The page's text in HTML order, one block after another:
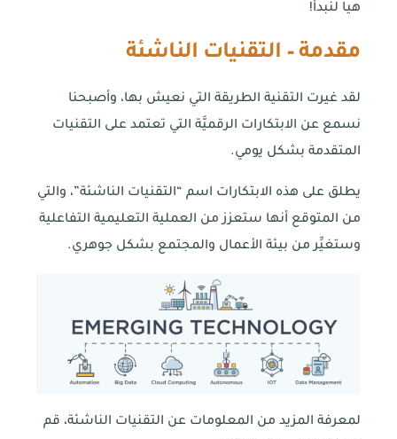
هيا لنبدأ!
مقدمة – التقنيات الناشئة
لقد غيرت التقنية الطريقة التي نعيش بها، وأصبحنا
نسمع عن الابتكارات الرقميَّة التي تعتمد على التقنيات
المتقدمة بشكل يومي.
يطلق على هذه الابتكارات اسم “التقنيات الناشئة”، والتي
من المتوقع أنها ستعزز من العملية التعليمية التفاعلية
وستغيِّر من بيئة الأعمال والمجتمع بشكل جوهري.
لمعرفة المزيد من المعلومات عن التقنيات الناشئة، قم